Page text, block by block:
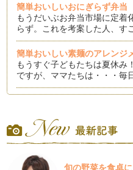
簡単おいしいおにぎらず弁当
もうだいぶお弁当市場に定
らず。これを考案した人、す
簡単おいしい素麺のアレンジ
もうすぐ子どもたちは夏休
ですが、ママたちは・・・毎
うに思うのですが、それは避
簡単おいしい運動会のお弁当
最近は春に運動会がある学校
旬の野菜を食卓